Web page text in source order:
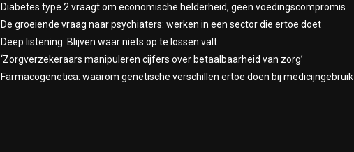
Diabetes type 2 vraagt om economische helderheid, geen voedingscompromis
De groeiende vraag naar psychiaters: werken in een sector die ertoe doet
Deep listening: Blijven waar niets op te lossen valt
‘Zorgverzekeraars manipuleren cijfers over betaalbaarheid van zorg’
Farmacogenetica: waarom genetische verschillen ertoe doen bij medicijngebruik